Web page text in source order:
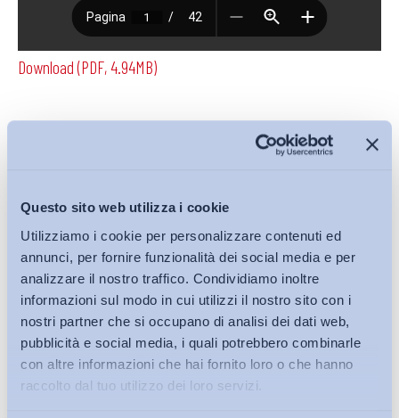
Questo sito web utilizza i cookie
Utilizziamo i cookie per personalizzare contenuti ed
annunci, per fornire funzionalità dei social media e per
analizzare il nostro traffico. Condividiamo inoltre
informazioni sul modo in cui utilizzi il nostro sito con i
nostri partner che si occupano di analisi dei dati web,
pubblicità e social media, i quali potrebbero combinarle
con altre informazioni che hai fornito loro o che hanno
raccolto dal tuo utilizzo dei loro servizi.
Download (PDF, 4.94MB)
Iscriviti alla Newsletter